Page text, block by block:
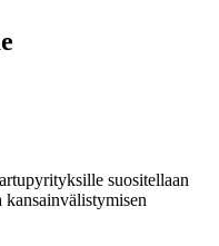
suositellaan
kansainvälistymisen